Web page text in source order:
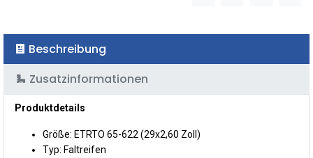
Beschreibung
Zusatzinformationen
Produktdetails
Größe: ETRTO 65-622 (29x2,60 Zoll)
Typ: Faltreifen